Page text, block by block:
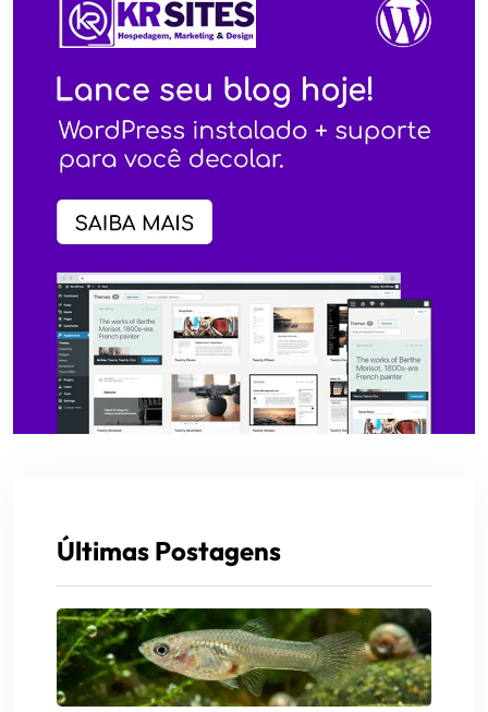
Últimas Postagens